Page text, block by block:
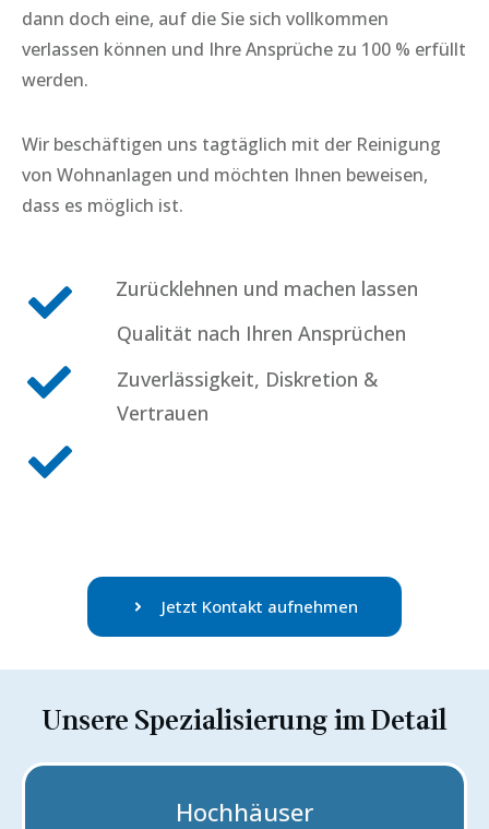
dann doch eine, auf die Sie sich vollkommen
verlassen können und Ihre Ansprüche zu 100 % erfüllt
werden.
Wir beschäftigen uns tagtäglich mit der Reinigung
von Wohnanlagen und möchten Ihnen beweisen,
dass es möglich ist.
Zurücklehnen und machen lassen
Qualität nach Ihren Ansprüchen
Zuverlässigkeit, Diskretion &
Vertrauen
Jetzt Kontakt aufnehmen
Unsere Spezialisierung im Detail
Hochhäuser